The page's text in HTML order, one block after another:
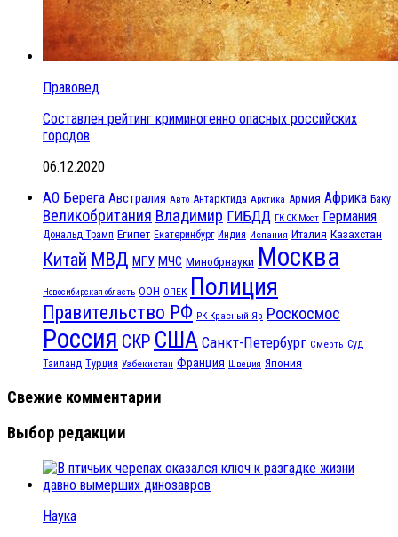
Правовед
Составлен рейтинг криминогенно опасных российских
городов
06.12.2020
АО Берега Австралия Авто Антарктида Арктика Армия Африка Баку
Великобритания Владимир ГИБДД ГК СК Мост Германия
Дональд Трамп Египет Екатеринбург Индия Испания Италия Казахстан
Китай МВД МГУ МЧС Минобрнауки Москва
Новосибирская область ООН ОПЕК Полиция
Правительство РФ РК Красный Яр Роскосмос
Россия СКР США Санкт-Петербург Смерть Суд
Таиланд Турция Узбекистан Франция Швеция Япония
Свежие комментарии
Выбор редакции
Наука